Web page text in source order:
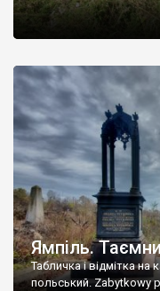
Ямпіль.
Табличка і відмітка
польський. Zabytkowy